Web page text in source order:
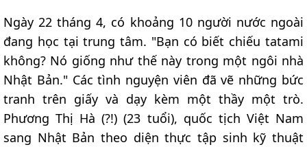
Ngày 22 tháng 4, có khoảng 10 người nước ngoài
đang học tại trung tâm. "Bạn có biết chiếu tatami
không? Nó giống như thế này trong một ngôi nhà
Nhật Bản." Các tình nguyện viên đã vẽ những bức
tranh trên giấy và dạy kèm một thầy một trò.
Phương Thị Hà (?!) (23 tuổi), quốc tịch Việt Nam
sang Nhật Bản theo diện thực tập sinh kỹ thuật